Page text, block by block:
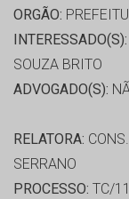
ORGÃO:
INTERESSADO(S):
SOUZA BRITO
ADVOGADO(S):
RELATORA:
SERRANO
PROCESSO: TC/